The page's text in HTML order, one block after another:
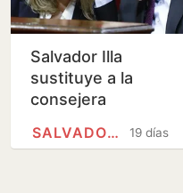
Salvador Illa
sustituye a la
consejera
protección a los
19 días
SALVADOR ILLA